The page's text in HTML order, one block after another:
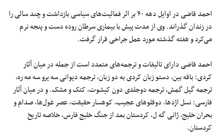
احمد قاضی در اوایل دهه ۴۰ بر اثر فعالیت‌های سیاسی بازداشت و چند سالی را
در زندان گذراند. وی از مدت پیش با بیماری سرطان روده دست و پنجه نرم
می‌کرد و هفته گذشته مورد عمل جراحی قرار گرفت.
احمد قاضی دارای تالیفات و ترجمه‌های متعدد است از جمله در میان آثار
کردی: باقه بین، دستو زبان کردی به دو زبان، ترجمه دیوانی سه یرو سه مه ره،
ترجمه گیل گمش، ترجمه دوجلدی دون کیشوت، کتک و مشک. و در میان آثار
فارسی: نسل اژدها، دوقلوهای عجیب، کوهسار حقیقت، عصر غول‌ها، صدام و
بحران خلیج، ژانی گه ل، کردستان بعد از جنگ خلیج فارس، خلاصه تاریخ
کردستان.